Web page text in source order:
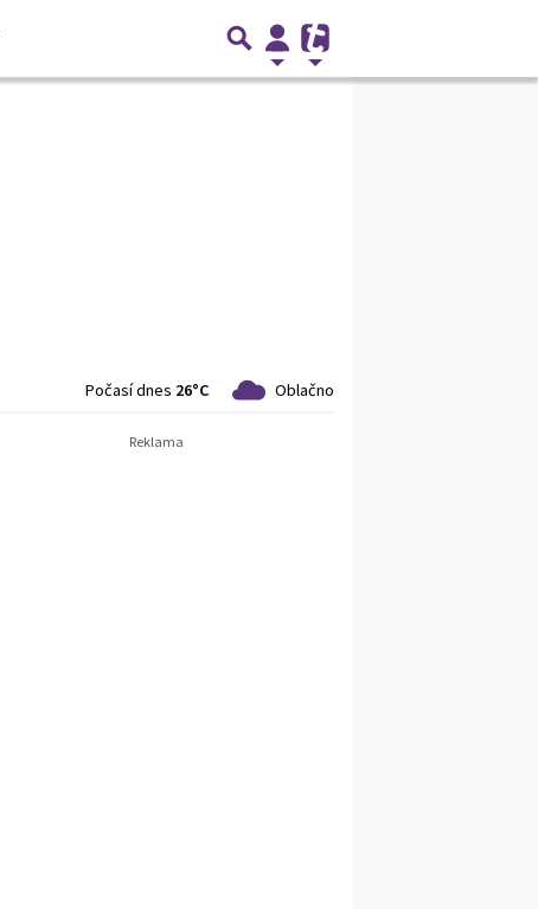
Počasí dnes 26°C Oblačno